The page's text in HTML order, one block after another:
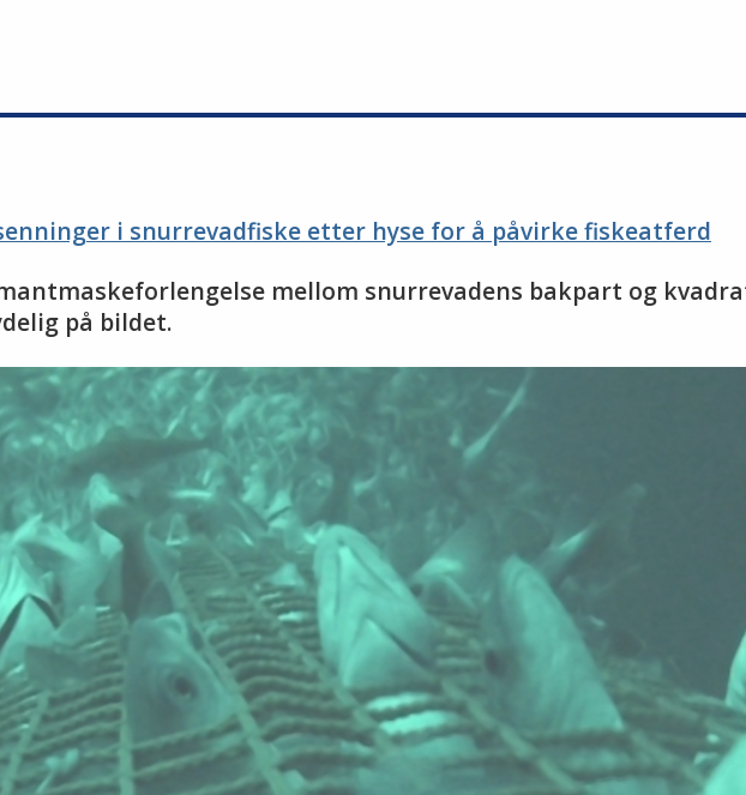
i snurrevadfiske etter hyse for å påvirke fiskeatferd
mellom snurrevadens bakpart og
på bildet.